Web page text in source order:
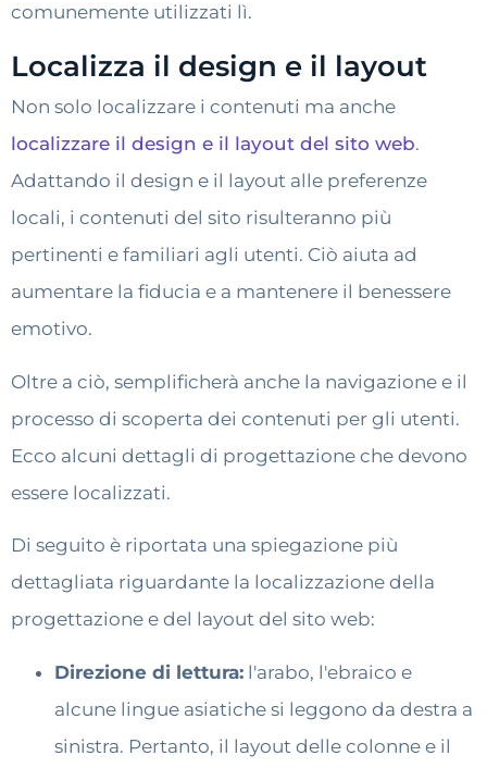
comunemente utilizzati lì.
Localizza il design e il layout
Non solo localizzare i contenuti ma anche
localizzare il design e il layout del sito web.
Adattando il design e il layout alle preferenze
locali, i contenuti del sito risulteranno più
pertinenti e familiari agli utenti. Ciò aiuta ad
aumentare la fiducia e a mantenere il benessere
emotivo.
Oltre a ciò, semplificherà anche la navigazione e il
processo di scoperta dei contenuti per gli utenti.
Ecco alcuni dettagli di progettazione che devono
essere localizzati.
Di seguito è riportata una spiegazione più
dettagliata riguardante la localizzazione della
progettazione e del layout del sito web:
Direzione di lettura: l'arabo, l'ebraico e
alcune lingue asiatiche si leggono da destra a
sinistra. Pertanto, il layout delle colonne e il